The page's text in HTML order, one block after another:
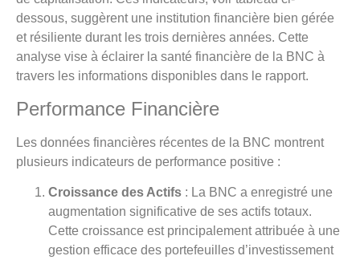
dessous, suggèrent une institution financière bien gérée
et résiliente durant les trois dernières années. Cette
analyse vise à éclairer la santé financière de la BNC à
travers les informations disponibles dans le rapport.
Performance Financière
Les données financières récentes de la BNC montrent
plusieurs indicateurs de performance positive :
Croissance des Actifs : La BNC a enregistré une
augmentation significative de ses actifs totaux.
Cette croissance est principalement attribuée à une
gestion efficace des portefeuilles d’investissement